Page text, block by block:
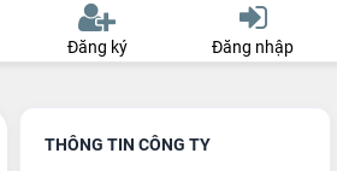
Đăng ký Đăng nhập
THÔNG TIN CÔNG TY